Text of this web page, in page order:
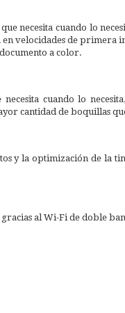
necesita cuando lo
velocidades de primera
a color.
cuando lo
cantidad de boquillas
y la optimización de la
al Wi-Fi de doble